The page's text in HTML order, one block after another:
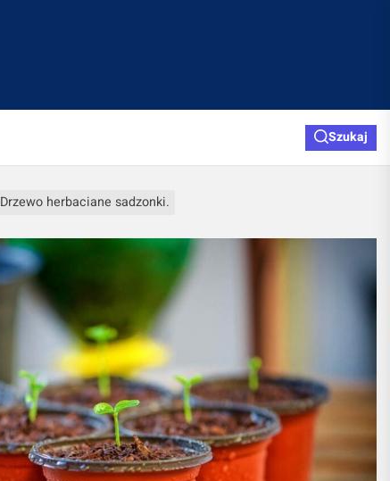
Szukaj
Drzewo herbaciane sadzonki.